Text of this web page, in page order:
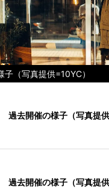
子（写真提供=10YC）
過去開催の様子（写真提
過去開催の様子（写真提